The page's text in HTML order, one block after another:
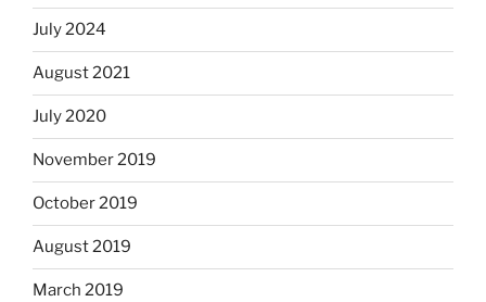
July 2024
August 2021
July 2020
November 2019
October 2019
August 2019
March 2019